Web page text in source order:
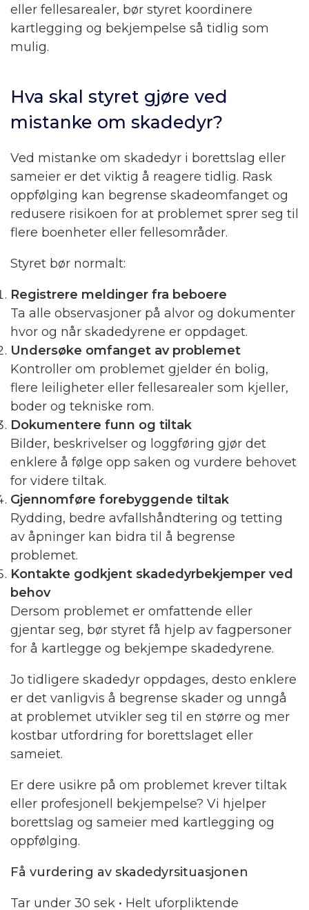
eller fellesarealer, bør styret koordinere
kartlegging og bekjempelse så tidlig som
mulig.
Hva skal styret gjøre ved
mistanke om skadedyr?
Ved mistanke om skadedyr i borettslag eller
sameier er det viktig å reagere tidlig. Rask
oppfølging kan begrense skadeomfanget og
redusere risikoen for at problemet sprer seg til
flere boenheter eller fellesområder.
Styret bør normalt:
Registrere meldinger fra beboere
Ta alle observasjoner på alvor og dokumenter
hvor og når skadedyrene er oppdaget.
Undersøke omfanget av problemet
Kontroller om problemet gjelder én bolig,
flere leiligheter eller fellesarealer som kjeller,
boder og tekniske rom.
Dokumentere funn og tiltak
Bilder, beskrivelser og loggføring gjør det
enklere å følge opp saken og vurdere behovet
for videre tiltak.
Gjennomføre forebyggende tiltak
Rydding, bedre avfallshåndtering og tetting
av åpninger kan bidra til å begrense
problemet.
Kontakte godkjent skadedyrbekjemper ved
behov
Dersom problemet er omfattende eller
gjentar seg, bør styret få hjelp av fagpersoner
for å kartlegge og bekjempe skadedyrene.
Jo tidligere skadedyr oppdages, desto enklere
er det vanligvis å begrense skader og unngå
at problemet utvikler seg til en større og mer
kostbar utfordring for borettslaget eller
sameiet.
Er dere usikre på om problemet krever tiltak
eller profesjonell bekjempelse? Vi hjelper
borettslag og sameier med kartlegging og
oppfølging.
Få vurdering av skadedyrsituasjonen
Tar under 30 sek • Helt uforpliktende